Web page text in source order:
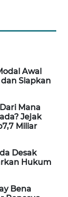
Awal
dan Siapkan
Mana
Jejak
Miliar
Desak
Hukum
Bena